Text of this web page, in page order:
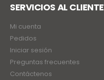
SERVICIOS AL CLIENTE
Mi cuenta
Pedidos
Iniciar sesión
Preguntas frecuentes
Contáctenos